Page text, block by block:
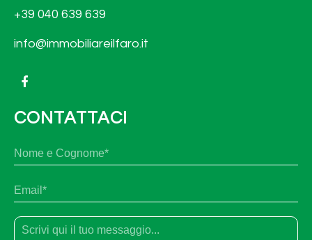
+39 040 639 639
info@immobiliareilfaro.it
CONTATTACI
N
o
m
e
c
g
E
m
a
lT